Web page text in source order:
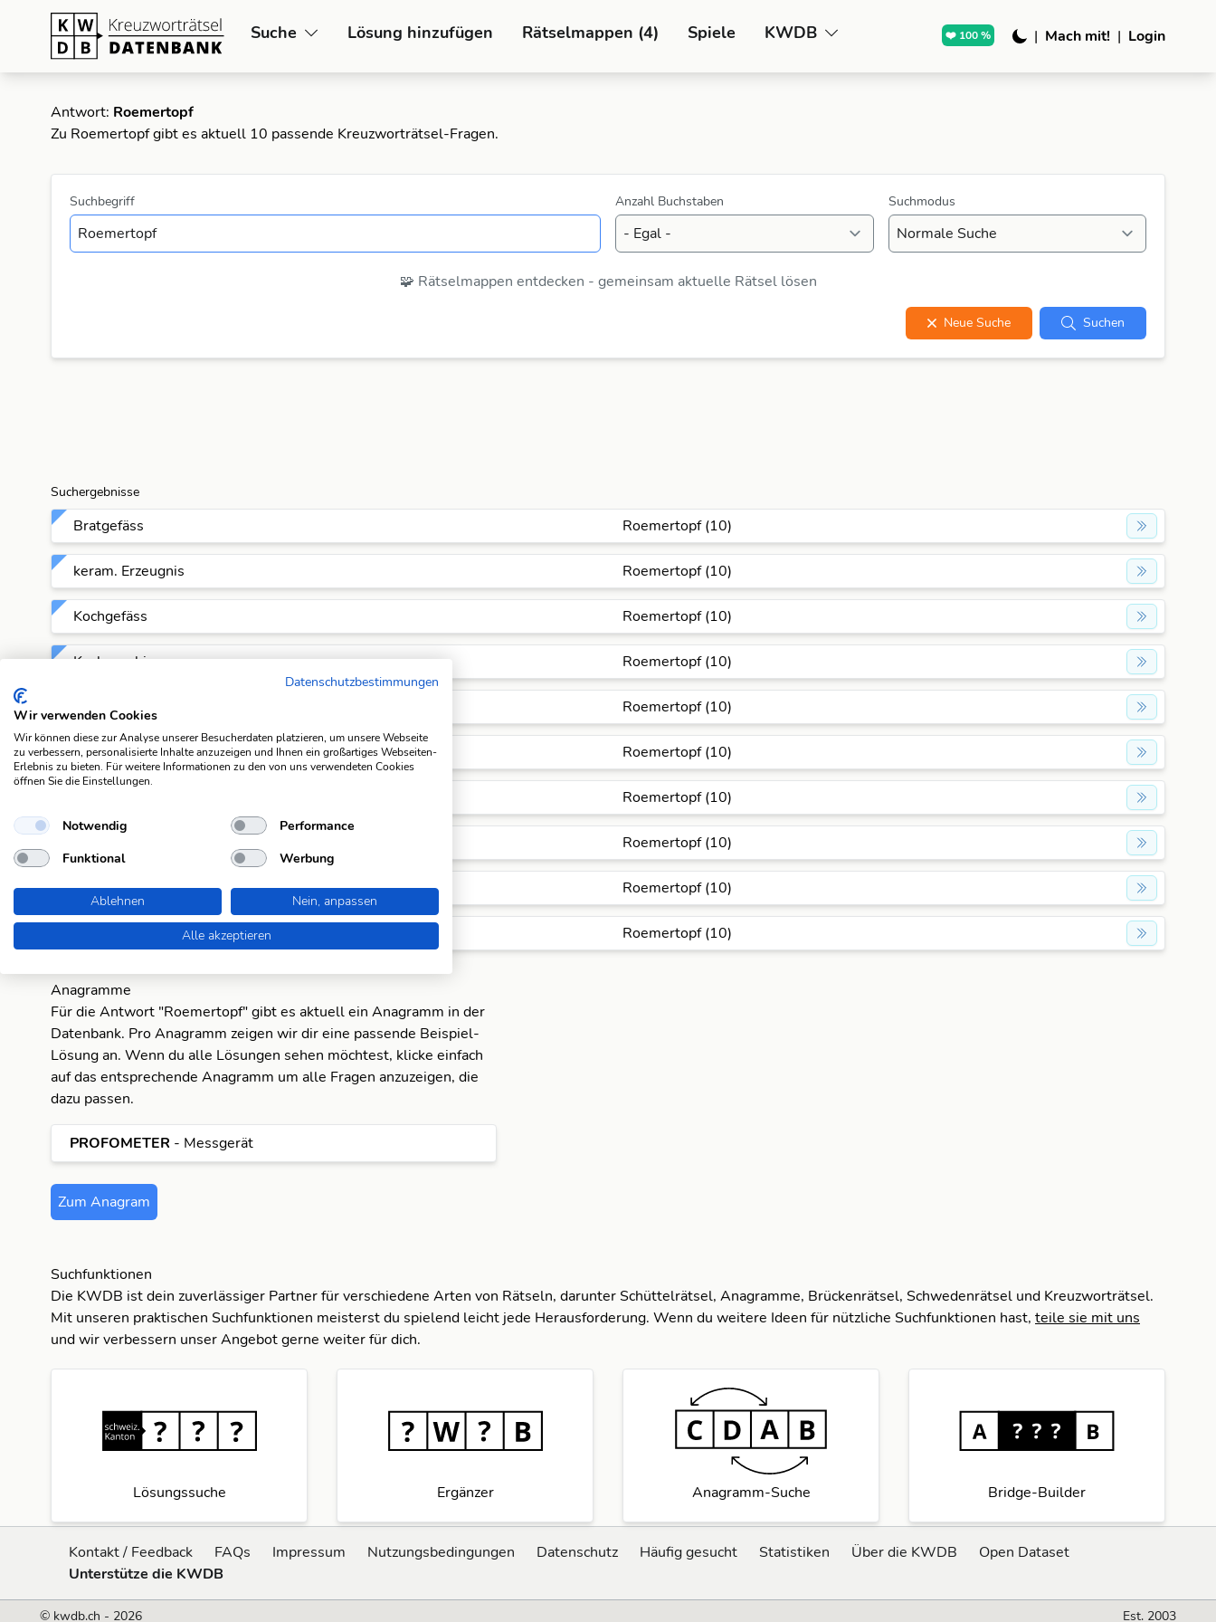
Suche Lösung hinzufügen Rätselmappen (4) Spiele KWDB ❤️ 100 % | Mach mit! | Login
Antwort: Roemertopf
Zu Roemertopf gibt es aktuell 10 passende Kreuzworträtsel-Fragen.
Suchbegriff Anzahl Buchstaben Suchmodus
🧩 Rätselmappen entdecken - gemeinsam aktuelle Rätsel lösen
Neue Suche Suchen
Suchergebnisse
Bratgefäss Roemertopf (10)
keram. Erzeugnis Roemertopf (10)
Kochgefäss Roemertopf (10)
Kochgeschirr Roemertopf (10)
Kochutensil Roemertopf (10)
Kochutensil aus Ton Roemertopf (10)
Roemertopf (10)
Roemertopf (10)
Tongefäß zum Dünsten und Schmoren Roemertopf (10)
Roemertopf (10)
Anagramme
Für die Antwort "Roemertopf" gibt es aktuell ein Anagramm in der
Datenbank. Pro Anagramm zeigen wir dir eine passende Beispiel-
Lösung an. Wenn du alle Lösungen sehen möchtest, klicke einfach
auf das entsprechende Anagramm um alle Fragen anzuzeigen, die
dazu passen.
PROFOMETER - Messgerät
Zum Anagram
Suchfunktionen
Die KWDB ist dein zuverlässiger Partner für verschiedene Arten von Rätseln, darunter Schüttelrätsel, Anagramme, Brückenrätsel, Schwedenrätsel und Kreuzworträtsel.
Mit unseren praktischen Suchfunktionen meisterst du spielend leicht jede Herausforderung. Wenn du weitere Ideen für nützliche Suchfunktionen hast, teile sie mit uns
und wir verbessern unser Angebot gerne weiter für dich.
Lösungssuche Ergänzer Anagramm-Suche Bridge-Builder
Kontakt / Feedback FAQs Impressum Nutzungsbedingungen Datenschutz Häufig gesucht Statistiken Über die KWDB
Open Dataset
Unterstütze die KWDB
© kwdb.ch - 2026 Est. 2003
Datenschutzbestimmungen
Wir verwenden Cookies
Wir können diese zur Analyse unserer Besucherdaten platzieren, um unsere Webseite
zu verbessern, personalisierte Inhalte anzuzeigen und Ihnen ein großartiges Webseiten-
Erlebnis zu bieten. Für weitere Informationen zu den von uns verwendeten Cookies
öffnen Sie die Einstellungen.
Notwendig
Performance
Funktional
Werbung
Ablehnen
Nein, anpassen
Alle akzeptieren